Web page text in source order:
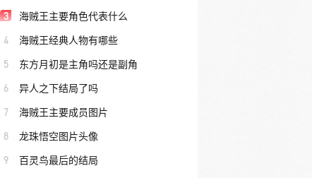
3 海贼王主要角色代表什么
4 海贼王经典人物有哪些
5 东方月初是主角吗还是副角
6 异人之下结局了吗
7 海贼王主要成员图片
8 龙珠悟空图片头像
9 百灵鸟最后的结局